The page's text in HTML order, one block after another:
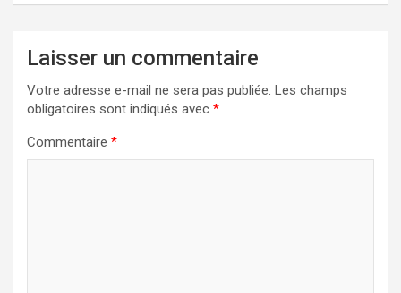
Laisser un commentaire
Votre adresse e-mail ne sera pas publiée. Les champs
obligatoires sont indiqués avec *
Commentaire *